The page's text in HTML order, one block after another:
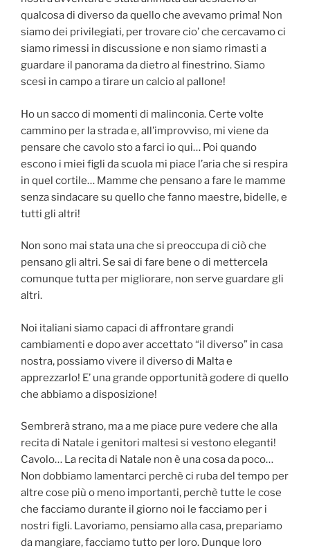
qualcosa di diverso da quello che avevamo prima! Non
siamo dei privilegiati, per trovare cio’ che cercavamo ci
siamo rimessi in discussione e non siamo rimasti a
guardare il panorama da dietro al finestrino. Siamo
scesi in campo a tirare un calcio al pallone!
Ho un sacco di momenti di malinconia. Certe volte
cammino per la strada e, all’improvviso, mi viene da
pensare che cavolo sto a farci io qui… Poi quando
escono i miei figli da scuola mi piace l’aria che si respira
in quel cortile… Mamme che pensano a fare le mamme
senza sindacare su quello che fanno maestre, bidelle, e
tutti gli altri!
Non sono mai stata una che si preoccupa di ciò che
pensano gli altri. Se sai di fare bene o di mettercela
comunque tutta per migliorare, non serve guardare gli
altri.
Noi italiani siamo capaci di affrontare grandi
cambiamenti e dopo aver accettato “il diverso” in casa
nostra, possiamo vivere il diverso di Malta e
apprezzarlo! E’ una grande opportunità godere di quello
che abbiamo a disposizione!
Sembrerà strano, ma a me piace pure vedere che alla
recita di Natale i genitori maltesi si vestono eleganti!
Cavolo… La recita di Natale non è una cosa da poco…
Non dobbiamo lamentarci perchè ci ruba del tempo per
altre cose più o meno importanti, perchè tutte le cose
che facciamo durante il giorno noi le facciamo per i
nostri figli. Lavoriamo, pensiamo alla casa, prepariamo
da mangiare, facciamo tutto per loro. Dunque loro